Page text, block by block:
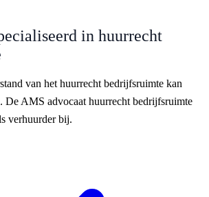
in huurrecht
van het huurrecht bedrijfsruimte kan
De AMS advocaat huurrecht bedrijfsruimte
verhuurder bij.